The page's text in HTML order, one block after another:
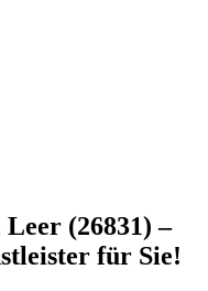
(26831) –
für Sie!